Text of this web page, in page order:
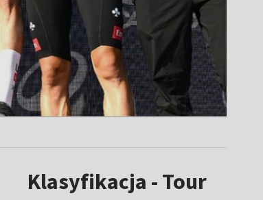
Klasyfikacja - Tour